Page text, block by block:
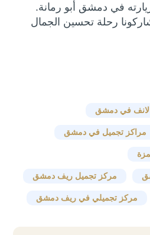
في دمشق أبو رمانة.
رحلة تحسين الجمال
في دمشق
مراكز تجميل في دمشق
مركز تجميل ريف دمشق
مركز تجميلي في ريف دمشق